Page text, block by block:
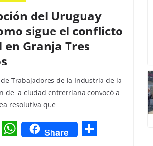
del Uruguay
sigue el conflicto
Granja Tres
Trabajadores de la Industria de la
de la ciudad entrerriana convocó a
resolutiva que
T W Share